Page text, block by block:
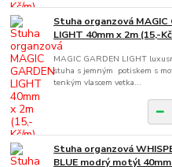
Stuha organzová MAGIC
LIGHT 40mm x 2m (15,-
MAGIC GARDEN LIGHT
stuha s jemným potiskem s
tenkým vlascem vetka...
Stuha organzová
BLUE modrý motýl